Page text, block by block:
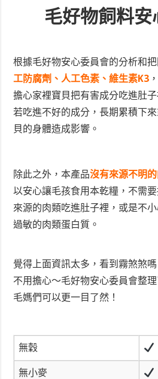
毛好物飼料安
根據毛好物安心委員會的分析和
工防腐劑、人工色素、維生素K3
擔心家裡寶貝把有害成分吃進肚
若吃進不好的成分，長期累積下
貝的身體造成影響。
除此之外，本產品沒有來源不明
以安心讓毛孩食用本乾糧，不需
來源的肉類吃進肚子裡，或是不
過敏的肉類蛋白質。
覺得上面資訊太多，看到霧煞煞
不用擔心～毛好物安心委員會整
毛媽們可以更一目了然！
無穀
無小麥